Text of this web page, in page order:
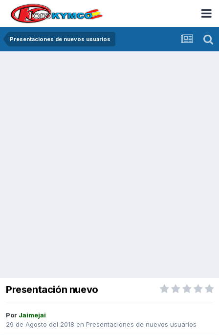
Presentaciones de nuevos usuarios
Presentación nuevo
Por Jaimejai
29 de Agosto del 2018 en Presentaciones de nuevos usuarios